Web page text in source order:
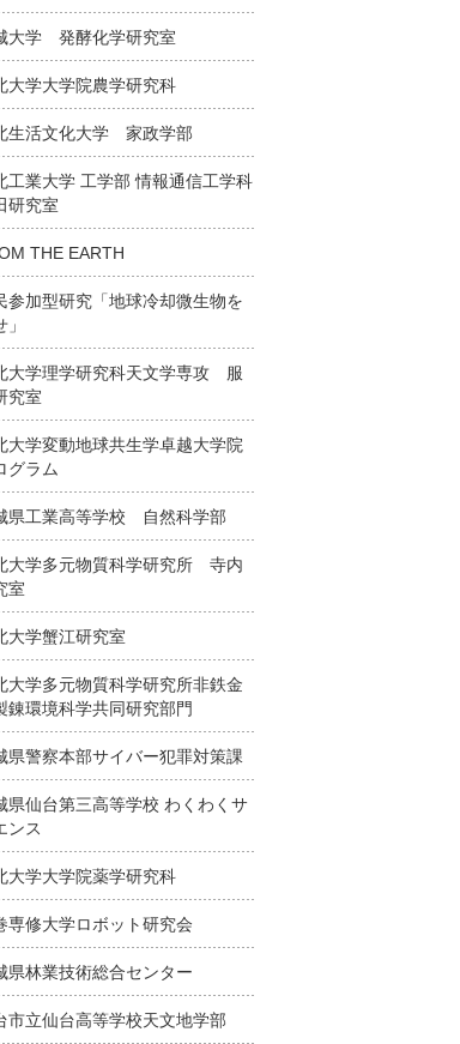
大学 発酵化学研究室
大学大学院農学研究科
生活文化大学 家政学部
工業大学 工学部 情報通信工学科
研究室
THE EARTH
参加型研究「地球冷却微生物を
大学理学研究科天文学専攻 服
究室
大学変動地球共生学卓越大学院
グラム
県工業高等学校 自然科学部
大学多元物質科学研究所 寺内
室
大学蟹江研究室
大学多元物質科学研究所非鉄金
錬環境科学共同研究部門
県警察本部サイバー犯罪対策課
県仙台第三高等学校 わくわくサ
ンス
大学大学院薬学研究科
専修大学ロボット研究会
県林業技術総合センター
市立仙台高等学校天文地学部